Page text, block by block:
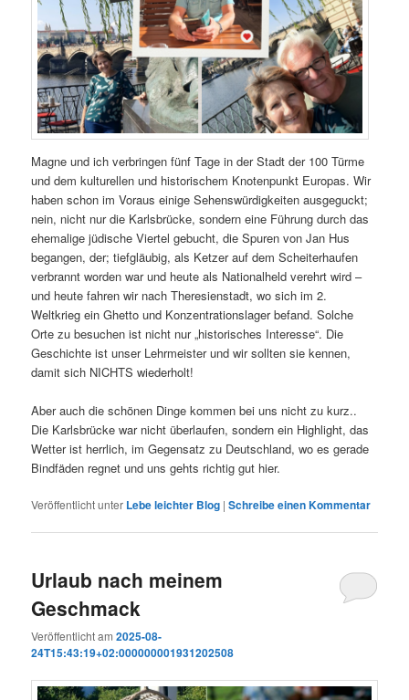
Magne und ich verbringen fünf Tage in der Stadt der 100 Türme
und dem kulturellen und historischem Knotenpunkt Europas. Wir
haben schon im Voraus einige Sehenswürdigkeiten ausgeguckt;
nein, nicht nur die Karlsbrücke, sondern eine Führung durch das
ehemalige jüdische Viertel gebucht, die Spuren von Jan Hus
begangen, der; tiefgläubig, als Ketzer auf dem Scheiterhaufen
verbrannt worden war und heute als Nationalheld verehrt wird –
und heute fahren wir nach Theresienstadt, wo sich im 2.
Weltkrieg ein Ghetto und Konzentrationslager befand. Solche
Orte zu besuchen ist nicht nur „historisches Interesse“. Die
Geschichte ist unser Lehrmeister und wir sollten sie kennen,
damit sich NICHTS wiederholt!
Aber auch die schönen Dinge kommen bei uns nicht zu kurz..
Die Karlsbrücke war nicht überlaufen, sondern ein Highlight, das
Wetter ist herrlich, im Gegensatz zu Deutschland, wo es gerade
Bindfäden regnet und uns gehts richtig gut hier.
Veröffentlicht unter Lebe leichter Blog |Schreibe einen Kommentar
Urlaub nach meinem
Geschmack
Veröffentlicht am2025-08-
24T15:43:19+02:000000001931202508